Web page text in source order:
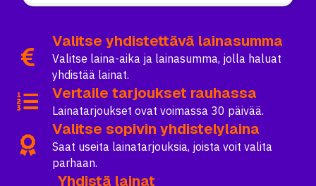
Valitse yhdistettävä lainasumma
Valitse laina-aika ja lainasumma, jolla haluat
yhdistää lainat.
Vertaile tarjoukset rauhassa
Lainatarjoukset ovat voimassa 30 päivää.
Valitse sopivin yhdistelylaina
Saat useita lainatarjouksia, joista voit valita
parhaan.
Yhdistä lainat